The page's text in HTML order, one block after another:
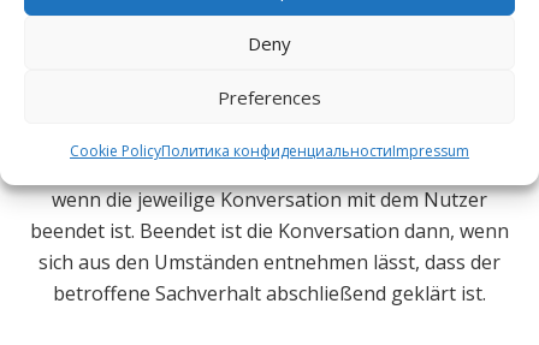
Deny
Preferences
Cookie PolicyПолитика конфиденциальностиImpressum
Erreichung des Zweckes ihrer Erhebung nicht mehr
per E-Mail übersandt wurden, ist dies dann der Fall,
wenn die jeweilige Konversation mit dem Nutzer
beendet ist. Beendet ist die Konversation dann, wenn
sich aus den Umständen entnehmen lässt, dass der
betroffene Sachverhalt abschließend geklärt ist.